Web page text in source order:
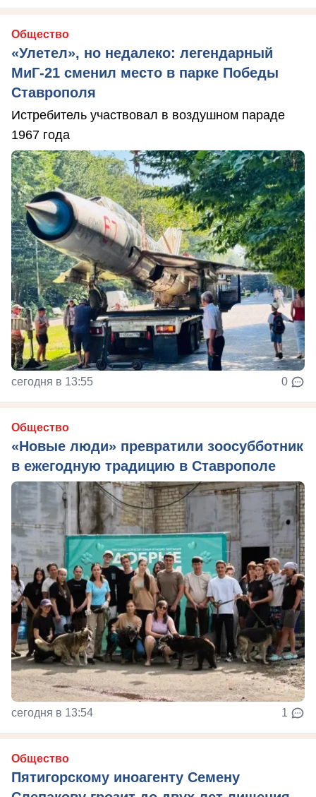
Общество
«Улетел», но недалеко: легендарный
МиГ-21 сменил место в парке Победы
Ставрополя
Истребитель участвовал в воздушном параде
1967 года
сегодня в 13:55 0
Общество
«Новые люди» превратили зоосубботник
в ежегодную традицию в Ставрополе
сегодня в 13:54 1
Общество
Пятигорскому иноагенту Семену